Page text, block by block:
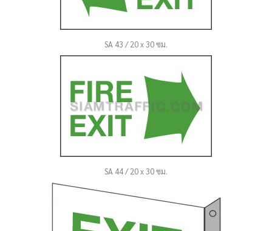
SA 43 / 20 x 30 ซม.
SA 44 / 20 x 30 ซม.